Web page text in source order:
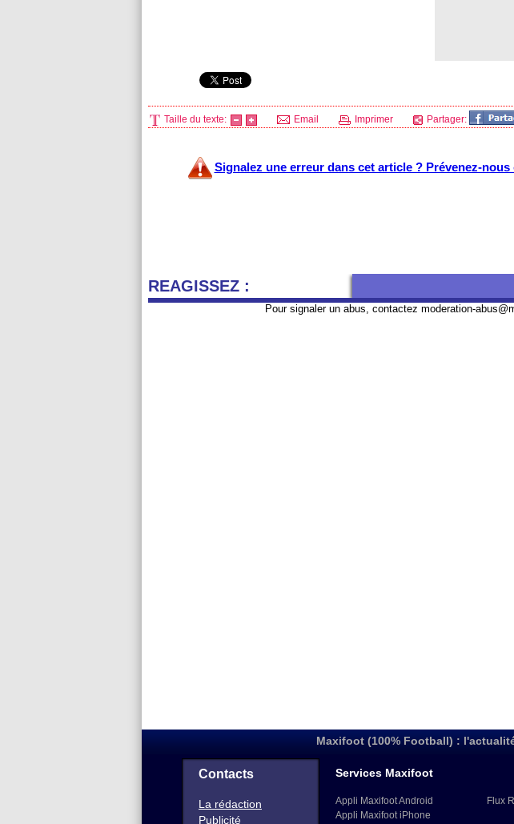
Taille du texte: Email Imprimer Partager:
Signalez une erreur dans cet article ? Prévenez-
REAGISSEZ :
Pour signaler un abus, contactez moderation-
Maxifoot (100% Football) :
Contacts
La rédaction
Publicité
Services Maxifoot
Appli Maxifoot Android
Appli Maxifoot iPhone
Flux